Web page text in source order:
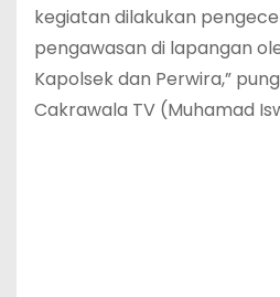
kegiatan dilakukan
pengawasan di lapangan
Kapolsek dan Perwira,”
Cakrawala TV (Muhamad